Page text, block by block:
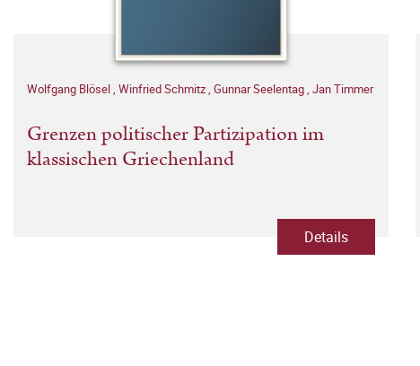
Wolfgang Blösel, Winfried Schmitz, Gunnar Seelentag, Jan Timmer
Grenzen politischer Partizipation im
klassischen Griechenland
Details